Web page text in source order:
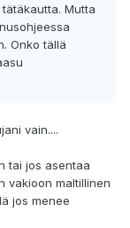
Mutta
Onko tällä
vain....
tai jos asentaa
vakioon maltillinen
jos menee